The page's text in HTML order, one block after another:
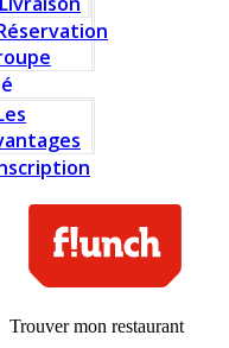
Trouver mon restaurant